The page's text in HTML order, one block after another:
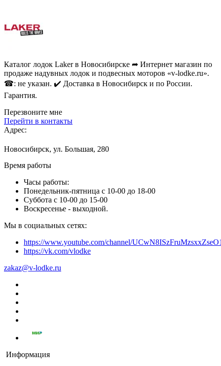
Каталог лодок Laker в Новосибирске ➦ Интернет магазин по
продаже надувных лодок и подвесных моторов «v-lodke.ru».
☎: не указан. ✔️ Доставка в Новосибирск и по России.
Гарантия.
Перезвоните мне
Перейти в контакты
Адрес:
Новосибирск, ул. Большая, 280
Время работы
Часы работы:
Понедельник-пятница с 10-00 до 18-00
Суббота с 10-00 до 15-00
Воскресенье - выходной.
Мы в социальных сетях:
https://www.youtube.com/channel/
https://vk.com/vlodke
zakaz@v-lodke.ru
Информация